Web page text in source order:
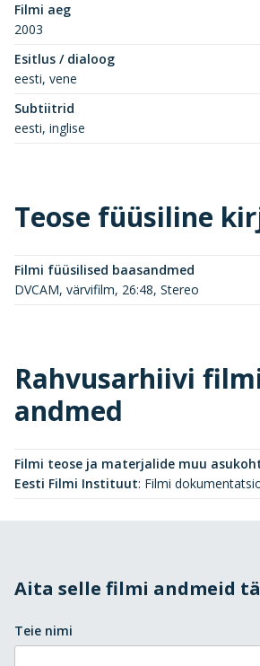
Filmi aeg
2003
Esitlus / dialoog
eesti, vene
Subtiitrid
eesti, inglise
Teose füüsiline
Filmi füüsilised baasandmed
DVCAM, värvifilm, 26:48, Stereo
Rahvusarhiivi
andmed
Filmi teose ja materjalide muu
Eesti Filmi Instituut: Filmi
Aita selle filmi andmeid
Teie nimi